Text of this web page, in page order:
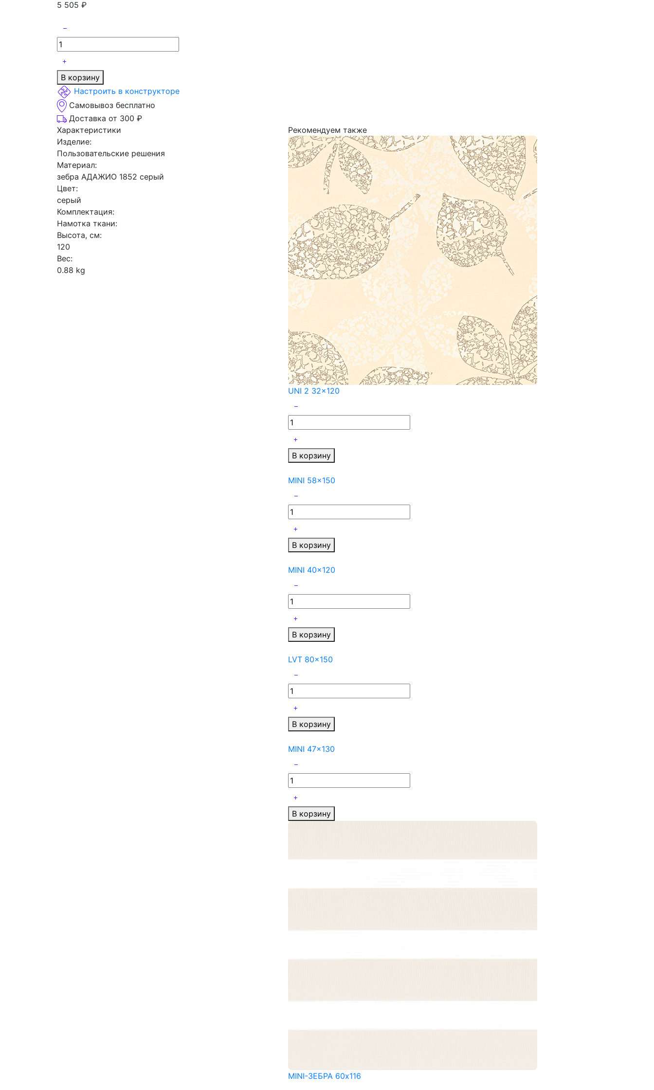
5 505 ₽
В корзину
Настроить в конструкторе
Самовывоз бесплатно
Доставка от 300 ₽
Характеристики
Изделие:
Пользовательские решения
Материал:
зебра АДАЖИО 1852 серый
Цвет:
серый
Комплектация:
Намотка ткани:
Высота, см:
120
Вес:
0.88 kg
Рекомендуем также
UNI 2 32x120
В корзину
MINI 58x150
В корзину
MINI 40x120
В корзину
LVT 80x150
В корзину
MINI 47x130
В корзину
MINI-ЗЕБРА 60x116